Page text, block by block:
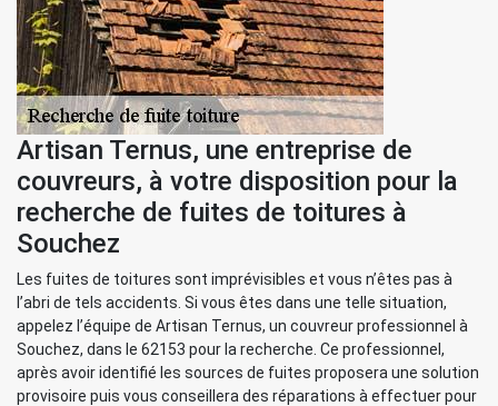
Artisan Ternus, une entreprise de
couvreurs, à votre disposition pour la
recherche de fuites de toitures à
Souchez
Les fuites de toitures sont imprévisibles et vous n’êtes pas à
l’abri de tels accidents. Si vous êtes dans une telle situation,
appelez l’équipe de Artisan Ternus, un couvreur professionnel à
Souchez, dans le 62153 pour la recherche. Ce professionnel,
après avoir identifié les sources de fuites proposera une solution
provisoire puis vous conseillera des réparations à effectuer pour